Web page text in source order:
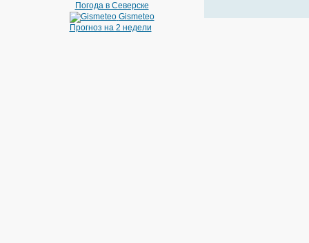
Погода в Северске
Gismeteo
Прогноз на 2 недели